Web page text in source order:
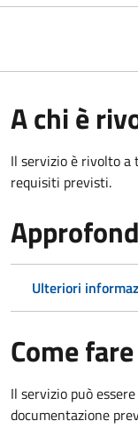
A chi è
Il servizio è rivolto
requisiti previsti.
Ulteriori
Come fare
Il servizio può
documentazione